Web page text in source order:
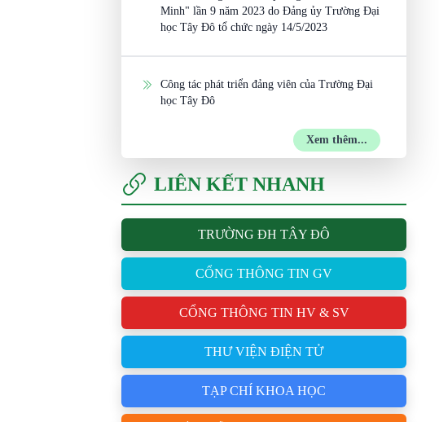
Minh" lần 9 năm 2023 do Đảng ủy Trường Đại
học Tây Đô tổ chức ngày 14/5/2023
Công tác phát triển đảng viên của Trường Đại
học Tây Đô
Xem thêm...
LIÊN KẾT NHANH
TRƯỜNG ĐH TÂY ĐÔ
CỔNG THÔNG TIN GV
CỔNG THÔNG TIN HV & SV
THƯ VIỆN ĐIỆN TỬ
TẠP CHÍ KHOA HỌC